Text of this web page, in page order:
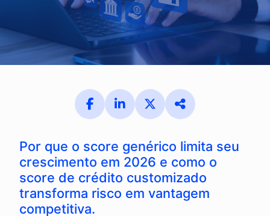
Por que o score genérico limita seu
crescimento em 2026 e como o
score de crédito customizado
transforma risco em vantagem
competitiva.